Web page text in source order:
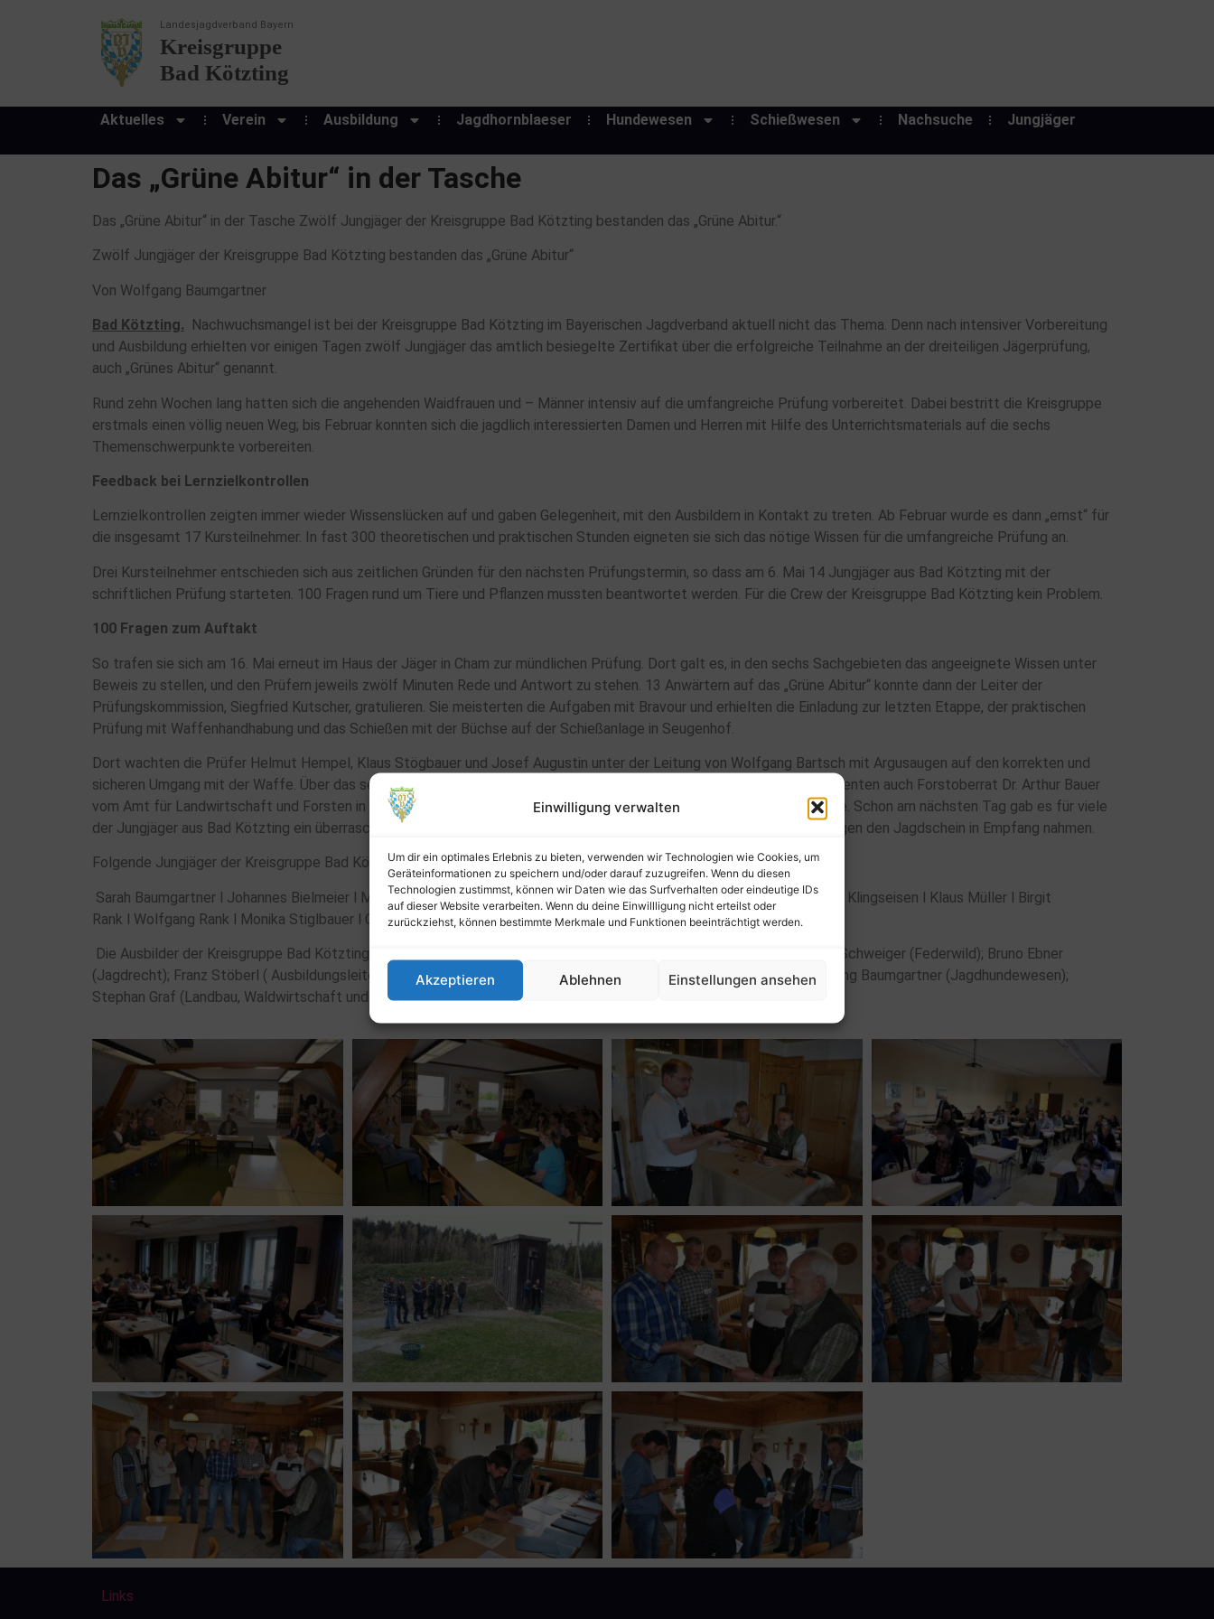
Einwilligung verwalten
Um dir ein optimales Erlebnis zu bieten, verwenden wir Technologien wie Cookies, um
Geräteinformationen zu speichern und/oder darauf zuzugreifen. Wenn du diesen
Technologien zustimmst, können wir Daten wie das Surfverhalten oder eindeutige IDs
auf dieser Website verarbeiten. Wenn du deine Einwillligung nicht erteilst oder
zurückziehst, können bestimmte Merkmale und Funktionen beeinträchtigt werden.
Akzeptieren Ablehnen Einstellungen ansehen
Landesjagdverband Bayern
Kreisgruppe
Bad Kötzting
Aktuelles Verein Ausbildung Jagdhornblaeser Hundewesen Schießwesen Nachsuche Jungjäger
Das „Grüne Abitur“ in der Tasche
Das „Grüne Abitur“ in der Tasche Zwölf Jungjäger der Kreisgruppe Bad Kötzting bestanden das „Grüne Abitur.“
Zwölf Jungjäger der Kreisgruppe Bad Kötzting bestanden das „Grüne Abitur“
Von Wolfgang Baumgartner
Bad Kötzting. Nachwuchsmangel ist bei der Kreisgruppe Bad Kötzting im Bayerischen Jagdverband aktuell nicht das Thema. Denn nach intensiver Vorbereitung
und Ausbildung erhielten vor einigen Tagen zwölf Jungjäger das amtlich besiegelte Zertifikat über die erfolgreiche Teilnahme an der dreiteiligen Jägerprüfung,
auch „Grünes Abitur“ genannt.
Rund zehn Wochen lang hatten sich die angehenden Waidfrauen und – Männer intensiv auf die umfangreiche Prüfung vorbereitet. Dabei bestritt die Kreisgruppe
erstmals einen völlig neuen Weg; bis Februar konnten sich die jagdlich interessierten Damen und Herren mit Hilfe des Unterrichtsmaterials auf die sechs
Themenschwerpunkte vorbereiten.
Feedback bei Lernzielkontrollen
Lernzielkontrollen zeigten immer wieder Wissenslücken auf und gaben Gelegenheit, mit den Ausbildern in Kontakt zu treten. Ab Februar wurde es dann „ernst“ für
die insgesamt 17 Kursteilnehmer. In fast 300 theoretischen und praktischen Stunden eigneten sie sich das nötige Wissen für die umfangreiche Prüfung an.
Drei Kursteilnehmer entschieden sich aus zeitlichen Gründen für den nächsten Prüfungstermin, so dass am 6. Mai 14 Jungjäger aus Bad Kötzting mit der
schriftlichen Prüfung starteten. 100 Fragen rund um Tiere und Pflanzen mussten beantwortet werden. Für die Crew der Kreisgruppe Bad Kötzting kein Problem.
100 Fragen zum Auftakt
So trafen sie sich am 16. Mai erneut im Haus der Jäger in Cham zur mündlichen Prüfung. Dort galt es, in den sechs Sachgebieten das angeeignete Wissen unter
Beweis zu stellen, und den Prüfern jeweils zwölf Minuten Rede und Antwort zu stehen. 13 Anwärtern auf das „Grüne Abitur“ konnte dann der Leiter der
Prüfungskommission, Siegfried Kutscher, gratulieren. Sie meisterten die Aufgaben mit Bravour und erhielten die Einladung zur letzten Etappe, der praktischen
Prüfung mit Waffenhandhabung und das Schießen mit der Büchse auf der Schießanlage in Seugenhof.
Dort wachten die Prüfer Helmut Hempel, Klaus Stögbauer und Josef Augustin unter der Leitung von Wolfgang Bartsch mit Argusaugen auf den korrekten und
sicheren Umgang mit der Waffe. Über das sensationelle Ergebnis freuten sich dann mit den zwölf erfolgreichen Absolventen auch Forstoberrat Dr. Arthur Bauer
vom Amt für Landwirtschaft und Forsten in Cham sowie Wolfgang Bartsch. Er überreichte die Zeugnisse und gratulierte. Schon am nächsten Tag gab es für viele
der Jungjäger aus Bad Kötzting ein überraschendes Wiedersehen; und zwar am Landratsamt, wo sie mit glänzenden Augen den Jagdschein in Empfang nahmen.
Folgende Jungjäger der Kreisgruppe Bad Kötzting haben das „Grüne Abitur“ bestanden:
Sarah Baumgartner l Johannes Bielmeier l Markus Breu l Michael Geiger l Alois Glasschröder l Erika Hofstetter l Werner Klingseisen l Klaus Müller l Birgit
Rank l Wolfgang Rank l Monika Stiglbauer l Christian Veicht
Die Ausbilder der Kreisgruppe Bad Kötzting: Michael Gogeissl (Jagdwaffenkune); Rudolf Freimuth (Haarwild); Heinrich Schweiger (Federwild); Bruno Ebner
(Jagdrecht); Franz Stöberl ( Ausbildungsleiter, Jagdliche Praxis und Jagdbetrieb, Wildhege sowie Naturschutz); Wolfgang Baumgartner (Jagdhundewesen);
Stephan Graf (Landbau, Waldwirtschaft und Wildschaden), Josef Häring (Fallenkurs).
Links